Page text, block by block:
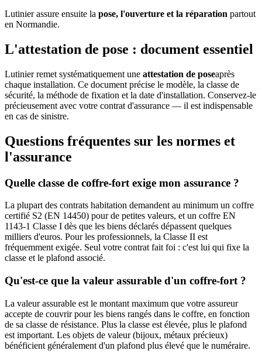
Lutinier assure ensuite la pose, l'ouverture et la réparation partout
en Normandie.
L'attestation de pose : document essentiel
Lutinier remet systématiquement une attestation de poseaprès
chaque installation. Ce document précise le modèle, la classe de
sécurité, la méthode de fixation et la date d'installation. Conservez-le
précieusement avec votre contrat d'assurance — il est indispensable
en cas de sinistre.
Questions fréquentes sur les normes et
l'assurance
Quelle classe de coffre-fort exige mon assurance ?
La plupart des contrats habitation demandent au minimum un coffre
certifié S2 (EN 14450) pour de petites valeurs, et un coffre EN
1143-1 Classe I dès que les biens déclarés dépassent quelques
milliers d'euros. Pour les professionnels, la Classe II est
fréquemment exigée. Seul votre contrat fait foi : c'est lui qui fixe la
classe et le plafond associé.
Qu'est-ce que la valeur assurable d'un coffre-fort ?
La valeur assurable est le montant maximum que votre assureur
accepte de couvrir pour les biens rangés dans le coffre, en fonction
de sa classe de résistance. Plus la classe est élevée, plus le plafond
est important. Les objets de valeur (bijoux, métaux précieux)
bénéficient généralement d'un plafond plus élevé que le numéraire.